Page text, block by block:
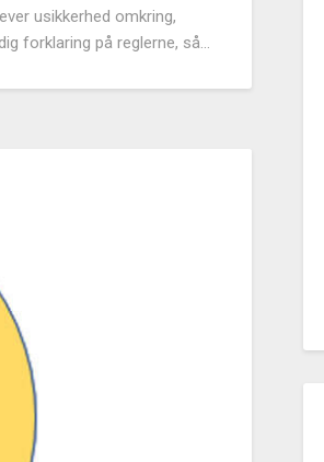
usikkerhed omkring,
forklaring på reglerne, så…